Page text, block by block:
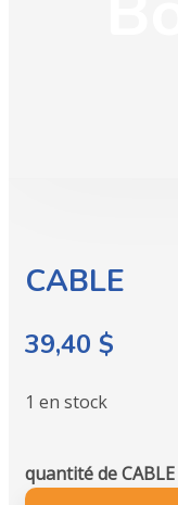
CABLE
39,40 $
1 en stock
quantité de CABLE